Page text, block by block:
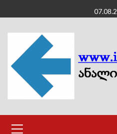
to
content
Menu